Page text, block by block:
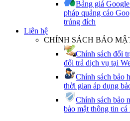
Bảng giá
pháp quảng cáo
trúng đích
Liên hệ
CHÍNH SÁCH BẢO
Chính sách đổi
đổi trả dịch vụ tại
Chính sách bảo
thời gian áp dụng
Chính sách bảo
bảo mật thông tin